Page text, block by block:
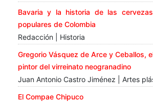
Bavaria y la historia de las
populares de Colombia
Redacción | Historia
Gregorio Vásquez de Arce y Ceballos,
pintor del virreinato neogranadino
Juan Antonio Castro Jiménez | Artes
El Compae Chipuco